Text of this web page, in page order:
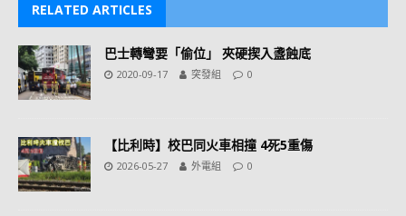
RELATED ARTICLES
巴士轉彎要「偷位」 夾硬揳入盞蝕底
2020-09-17 突發組 0
【比利時】校巴同火車相撞 4死5重傷
2026-05-27 外電組 0